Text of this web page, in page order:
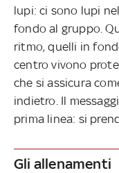
lupi: ci sono lupi
fondo al gruppo.
ritmo, quelli in
centro vivono
che si assicura
indietro. Il
prima linea: si
Gli allenamenti